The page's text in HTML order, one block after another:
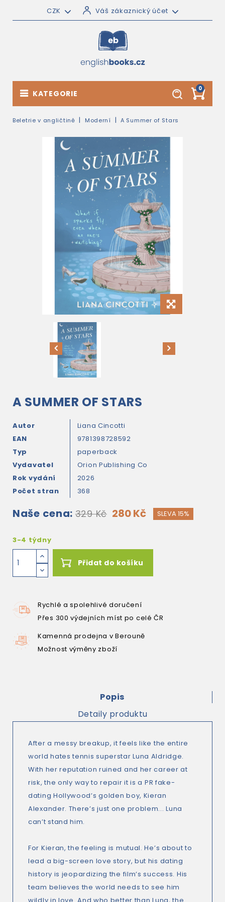
CZK Váš zákaznický účet
0
KATEGORIE
Beletrie v angličtině Moderní A Summer of Stars
A SUMMER OF STARS
Autor
Liana Cincotti
EAN
9781398728592
Typ
paperback
Vydavatel
Orion Publishing Co
Rok vydání
2026
Počet stran
368
Naše cena: 329 Kč 280 Kč SLEVA 15%
3-4 týdny
Přidat do košíku
Rychlé a spolehlivé doručení
Přes 300 výdejních míst po celé ČR
Kamenná prodejna v Berouně
Možnost výměny zboží
Popis
Detaily produktu
After a messy breakup, it feels like the entire
world hates tennis superstar Luna Aldridge.
With her reputation ruined and her career at
risk, the only way to repair it is a PR fake-
dating Hollywood’s golden boy, Kieran
Alexander. There’s just one problem... Luna
can’t stand him.
For Kieran, the feeling is mutual. He’s about to
lead a big-screen love story, but his dating
history is jeopardizing the film’s success. His
team believes the world needs to see him